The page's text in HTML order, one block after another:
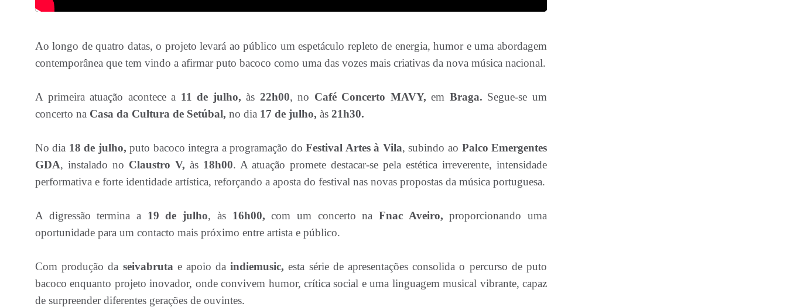
Ao longo de quatro datas, o projeto levará ao público um espetáculo repleto de energia, humor e uma abordagem
contemporânea que tem vindo a afirmar puto bacoco como uma das vozes mais criativas da nova música nacional.
A primeira atuação acontece a 11 de julho,às 22h00, no Café Concerto MAVY, em Braga. Segue-se um
concerto na Casa da Cultura de Setúbal, no dia 17 de julho, às 21h30.
No dia 18 de julho, puto bacoco integra a programação do Festival Artes à Vila, subindo ao Palco Emergentes
GDA, instalado no Claustro V, às 18h00. A atuação promete destacar-se pela estética irreverente, intensidade
performativa e forte identidade artística, reforçando a aposta do festival nas novas propostas da música portuguesa.
A digressão termina a 19 de julho, às 16h00, com um concerto na Fnac Aveiro, proporcionando uma
oportunidade para um contacto mais próximo entre artista e público.
Com produção da seivabruta e apoio daindiemusic, esta série de apresentações consolida o percurso de puto
bacoco enquanto projeto inovador, onde convivem humor, crítica social e uma linguagem musical vibrante, capaz
de surpreender diferentes gerações de ouvintes.